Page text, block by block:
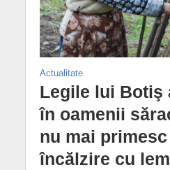
Actualitate
Legile lui Botiş
în oamenii
nu mai
încălzire cu